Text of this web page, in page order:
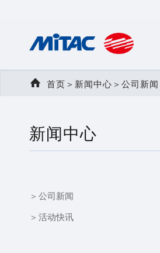
首页 ＞ 新闻中心 ＞ 公司新闻
新闻中心
公司新闻
活动快讯